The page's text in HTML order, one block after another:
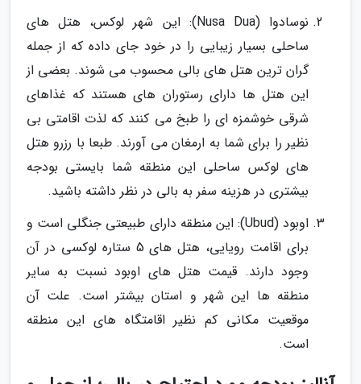
نوسادوا (Nusa Dua): این شهر لوکس، هتل های
ساحلی بسیار زیبایی را در خود جای داده که از جمله
گران ترین هتل های بالی محسوب می شوند. بعضی از
این هتل ها دارای رستوران های هستند که غذاهای
شرقی خوشمزه ای را طبخ می کنند که لذت اقامتی بی
نظیر را برای شما به ارمغان می آورند. طبعا با رزرو هتل
های لوکس ساحلی این منطقه شما بایستی بودجه
بیشتری در هزینه سفر به بالی در نظر داشته باشید.
اوبود (Ubud): این منطقه دارای طبیعتی جنگلی است و
برای اقامت رویایی، هتل های 5 ستاره لوکسی در آن
وجود دارند. قیمت هتل های اوبود نسبت به سایر
منطقه ها این شهر و استان بیشتر است. علت آن
موقعیت مکانی کم نظیر اقامتگاه های این منطقه
است.